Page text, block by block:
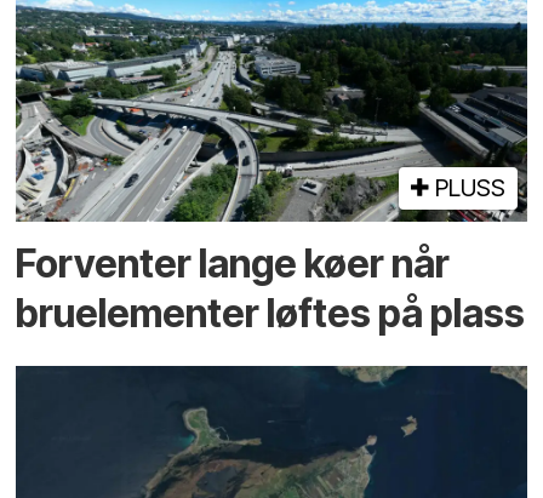
PLUSS
Forventer lange køer når
bru­elementer løftes på plass